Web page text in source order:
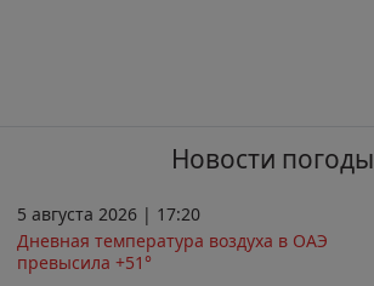
Новости погоды
5 августа 2026 | 17:20
Дневная температура воздуха в ОАЭ
превысила +51°